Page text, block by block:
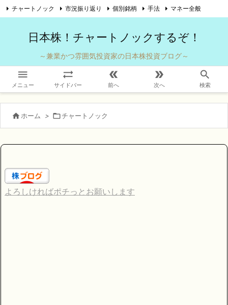
日本株！チャートノックするぞ！
～兼業かつ雰囲気投資家の日本株投資ブログ～

メニュー

サイドバー

前へ

次へ

検索
チャートノック 市況振り返り 個別銘柄 手法 マネー全般
 ホーム > チャートノック
よろしければポチっとお願いします